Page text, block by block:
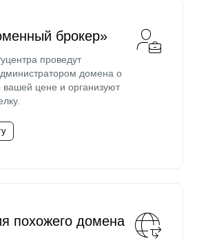
брокер»
проведут
домена о
вашей цене и организуют
похожего домена